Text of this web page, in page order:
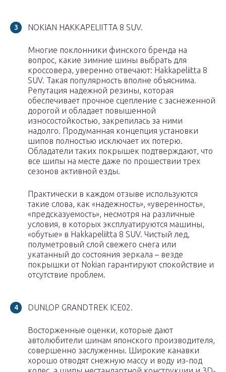
NOKIAN HAKKAPELIITTA 8 SUV.
Многие поклонники финского бренда на
вопрос, какие зимние шины выбрать для
кроссовера, уверенно отвечают: Hakkapeliitta 8
SUV. Такая популярность вполне объяснима.
Репутация надежной резины, которая
обеспечивает прочное сцепление с заснеженной
дорогой и обладает повышенной
износостойкостью, закрепилась за ними
надолго. Продуманная концепция установки
шипов полностью исключает их потерю.
Обладатели таких покрышек подтверждают, что
все шипы на месте даже по прошествии трех
сезонов активной езды.
Практически в каждом отзыве используются
такие слова, как «надежность», «уверенность»,
«предсказуемость», несмотря на различные
условия, в которых эксплуатируются машины,
«обутые» в Hakkapeliitta 8 SUV. Чистый лед,
полуметровый слой свежего снега или
укатанный до состояния зеркала – везде
покрышки от Nokian гарантируют спокойствие и
отсутствие проблем.
DUNLOP GRANDTREK ICE02.
Восторженные оценки, которые дают
автолюбители шинам японского производителя,
совершенно заслуженны. Широкие канавки
хорошо отводят снежную массу и воду из-под